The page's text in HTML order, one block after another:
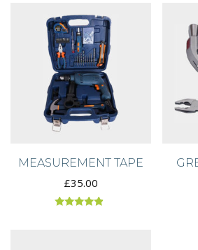
MEASUREMENT TAPE
£35.00